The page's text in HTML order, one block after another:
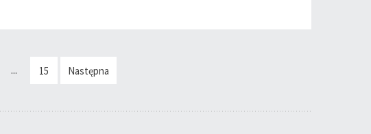
... 15 Następna